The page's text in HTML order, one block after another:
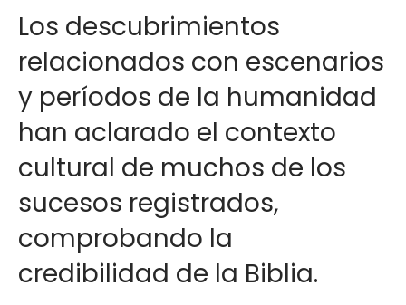
Los descubrimientos
relacionados con escenarios
y períodos de la humanidad
han aclarado el contexto
cultural de muchos de los
sucesos registrados,
comprobando la
credibilidad de la Biblia.